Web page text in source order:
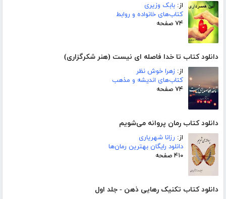
از: بابک وزیری
کتاب‌های خانواده و روابط
۷۴ صفحه
دانلود کتاب تا خدا فاصله ای نیست (هنر شکرگزاری)
از: زهرا خوش نظر
کتاب‌های اندیشه و مذهب
۷۴ صفحه
دانلود کتاب رمان پروانه می‌شویم
از: رزانا شهریاری
دانلود رایگان بهترین رمان‌ها
۴۱۰ صفحه
دانلود کتاب تکنیک رهایی ذهن - جلد اول